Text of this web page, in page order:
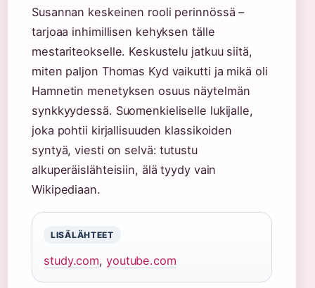
Susannan keskeinen rooli perinnössä –
tarjoaa inhimillisen kehyksen tälle
mestariteokselle. Keskustelu jatkuu siitä,
miten paljon Thomas Kyd vaikutti ja mikä oli
Hamnetin menetyksen osuus näytelmän
synkkyydessä. Suomenkieliselle lukijalle,
joka pohtii kirjallisuuden klassikoiden
syntyä, viesti on selvä: tutustu
alkuperäislähteisiin, älä tyydy vain
Wikipediaan.
LISÄLÄHTEET
study.com, youtube.com